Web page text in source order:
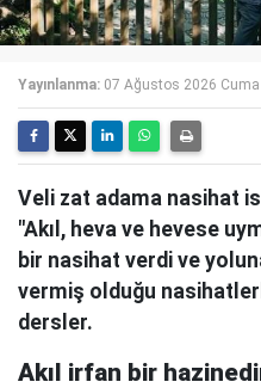
Yayınlanma: 07 Ağustos 2026
Veli zat adama nasihat
"Akıl, heva ve hevese
bir nasihat verdi ve
vermiş olduğu
dersler.
Akıl irfan bir